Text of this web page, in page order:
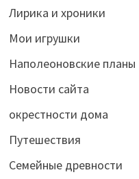
Лирика и хроники
Мои игрушки
Наполеоновские планы
Новости сайта
окрестности дома
Путешествия
Семейные древности